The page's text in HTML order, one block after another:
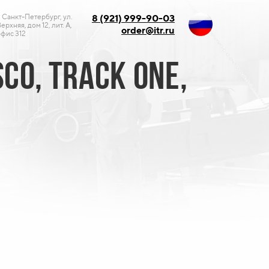
8 (921) 999-90-03
order@itr.ru
TRACK ONE,
Санкт-Петербург, ул.
дом 12, лит. А,
312